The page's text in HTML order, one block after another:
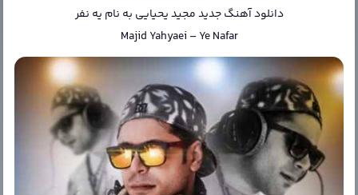
دانلود آهنگ جدیدمجید یحیایی به نام یه نفر
Majid Yahyaei –Ye Nafar